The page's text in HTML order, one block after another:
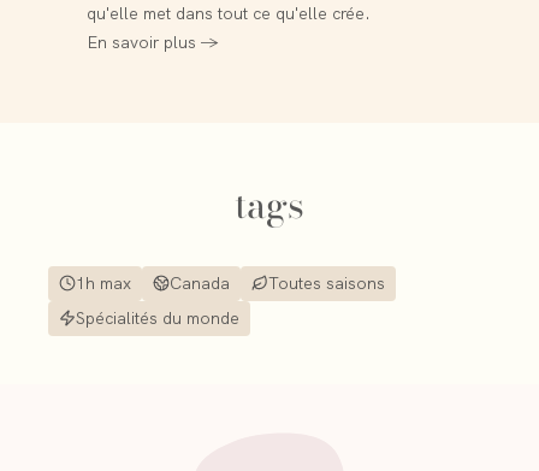
qu'elle met dans tout ce qu'elle crée.
En savoir plus →
tags
1h max Canada
Toutes saisons
Spécialités du monde